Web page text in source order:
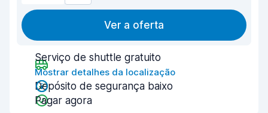
Ver a oferta
Serviço de shuttle gratuito
Mostrar detalhes da localização
Depósito de segurança baixo
Pagar agora